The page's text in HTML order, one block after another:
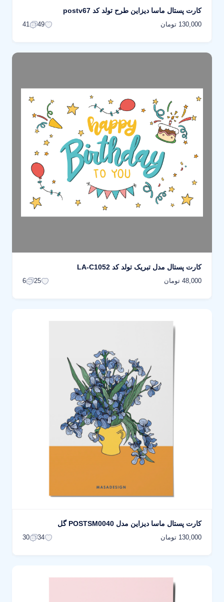
کارت پستال ماسا دیزاین طرح تولد کد postv67
130,000 تومان 49
41
کارت پستال مدل تبریک تولد کد LA-C1052
48,000 تومان 25
6
کارت پستال ماسا دیزاین مدل POSTSM0040 گل
130,000 تومان 34
30